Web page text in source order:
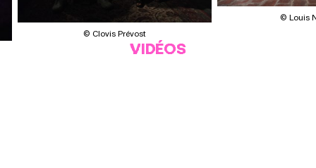
© Clovis Prévost
© Louis
VIDÉOS